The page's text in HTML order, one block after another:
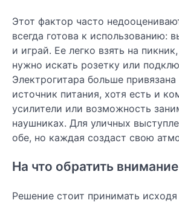
Этот фактор часто
всегда готова к использованию:
и играй. Ее легко взять на
нужно искать розетку или
Электрогитара больше
источник питания, хотя есть и
усилители или возможность
наушниках. Для уличных
обе, но каждая создаст свою
На что обратить
Решение стоит принимать исходя